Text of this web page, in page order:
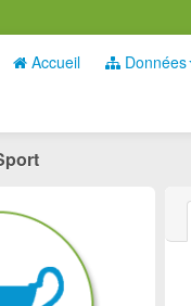
Accueil Données